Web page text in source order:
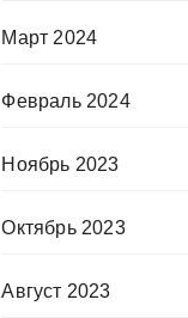
Март 2024
Февраль 2024
Ноябрь 2023
Октябрь 2023
Август 2023